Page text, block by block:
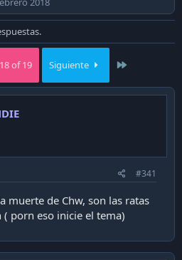
18 of 19 Siguiente
#341
muerte de Chw, son las ratas
porn eso inicie el tema)